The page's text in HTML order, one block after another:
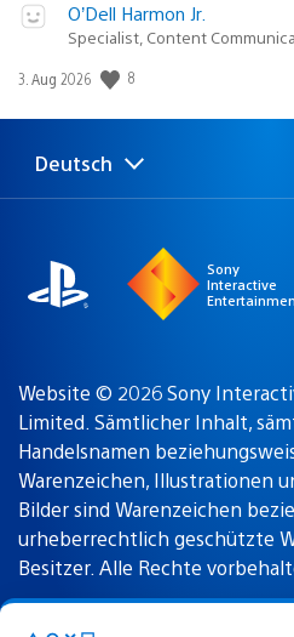
O’Dell Harmon Jr.
Specialist, Content
Veröffentlichungsdatum:
3. Aug 2026 8
Select
a
Aktuelle
Region:
Deutsch
Sony
Interactive
Website © 2026 Sony
Limited. Sämtlicher Inhalt,
Handelsnamen
Warenzeichen, Illustrationen
Bilder sind Warenzeichen
urheberrechtlich geschützte
Besitzer. Alle Rechte